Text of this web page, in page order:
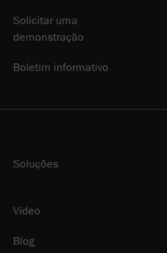
Solicitar uma
demonstração
Boletim informativo
Soluções
Video
Blog